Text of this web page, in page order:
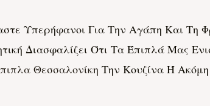
Για Την Αγάπη Και Τη
Διασφαλίζει Ότι Τα Έπιπλά Μας
Θεσσαλονίκη Την Κουζίνα Ή